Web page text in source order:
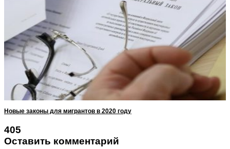
Новые законы для мигрантов в 2020 году
405
Оставить комментарий